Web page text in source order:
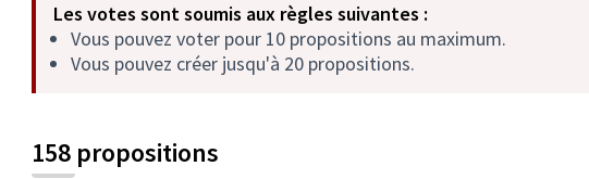
Les votes sont soumis aux règles suivantes :
Vous pouvez voter pour 10 propositions au maximum.
Vous pouvez créer jusqu'à 20 propositions.
158 propositions